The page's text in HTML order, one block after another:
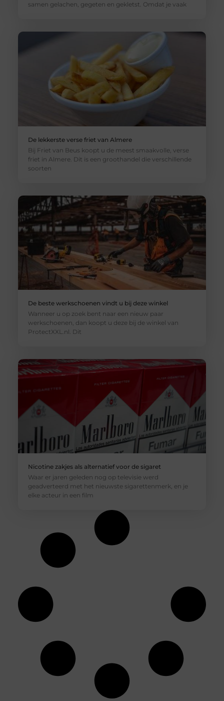
samen gelachen, gegeten en gekletst. Omdat je vaak
De lekkerste verse friet van Almere
Bij Friet van Beus koopt u de meest smaakvolle, verse
friet in Almere. Dit is een groothandel die verschillende
soorten
De beste werkschoenen vindt u bij deze winkel
Wanneer u op zoek bent naar een nieuw paar
werkschoenen, dan koopt u deze bij de winkel van
ProtectXXL.nl. Dit
Nicotine zakjes als alternatief voor de sigaret
Waar er jaren geleden nog op televisie werd
geadverteerd met het nieuwste sigarettenmerk, en je
elke acteur in een film